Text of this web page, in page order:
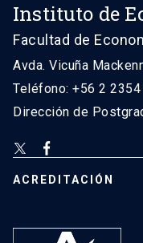
Instituto de
Facultad de
Avda. Vicuña
Teléfono: +56 2 2354
Dirección de
ACREDITACIÓN